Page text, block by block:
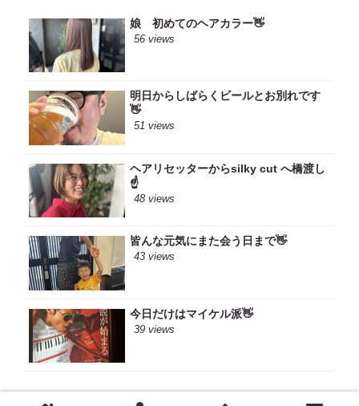
娘 初めてのヘアカラー👋
56 views
明日からしばらくビールとお別れです
👋
51 views
ヘアリセッターからsilky cut へ橋渡し
☝️
48 views
皆んな元気にまた会う日まで👋
43 views
今日だけはマイケル派👋
39 views